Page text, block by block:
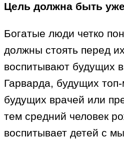
Цель должна быть
Богатые люди четко
должны стоять перед
воспитывают будущих
Гарварда, будущих
будущих врачей или
тем средний человек
воспитывает детей с